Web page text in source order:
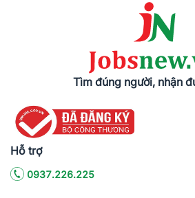
Tìm đúng người, nhận
Hỗ trợ
0937.226.225